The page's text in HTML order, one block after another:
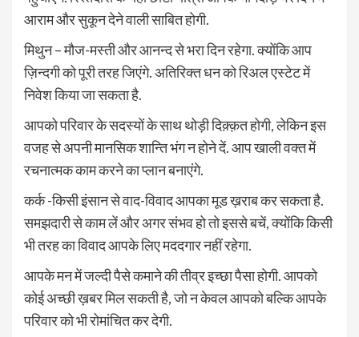
आराम और सुकून देने वाली साबित होगी.
मिथुन – मौज-मस्ती और आनन्द से भरा दिन रहेगा. क्योंकि आप
ज़िन्दगी को पूरी तरह जिएंगे. अतिरिक्त धन को रिअल एस्टेट में
निवेश किया जा सकता है.
आपको परिवार के सदस्यों के साथ थोड़ी दिक़्क़त होगी, लेकिन इस
वजह से अपनी मानसिक शान्ति भंग न होने दें. आप खाली वक्त में
रचनात्मक काम करने का प्लान बनाएंगे.
कर्क -किसी इंसान से वाद-विवाद आपका मूड ख़राब कर सकता है.
समझदारी से काम लें और अगर संभव हो तो इससे बचें, क्योंकि किसी
भी तरह का विवाद आपके लिए मददगार नहीं रहेगा.
आपके मन में जल्दी पैसे कमाने की तीव्र इच्छा पैसा होगी. आपको
कोई अच्छी ख़बर मिल सकती है, जो न केवल आपको बल्कि आपके
परिवार को भी रोमांचित कर देगी.